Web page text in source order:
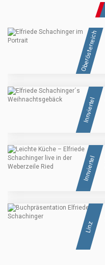
Oberösterreich
Innviertel
Innviertel
Linz